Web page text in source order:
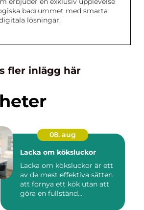
badrummet med smarta
lösningar.
fler inlägg här
08. aug
Lacka om köksluckor
Lacka om köksluckor är ett
av de mest effektiva sätten
att förnya ett kök utan att
göra en fullständ...